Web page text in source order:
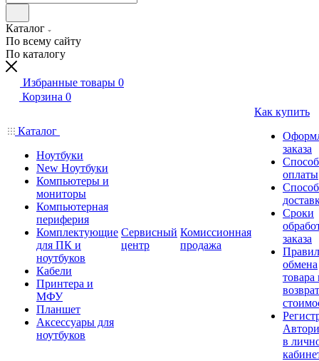
Каталог
По всему сайту
По каталогу
Избранные товары 0
Корзина 0
Каталог
Ноутбуки
New Ноутбуки
Компьютеры и
мониторы
Компьютерная
периферия
Комплектующие
для ПК и
ноутбуков
Кабели
Принтера и
МФУ
Планшет
Аксессуары для
ноутбуков
Сервисный
центр
Комиссионная
продажа
Как купить
заказа
оплаты
Сроки
заказа
обмена
товара
в